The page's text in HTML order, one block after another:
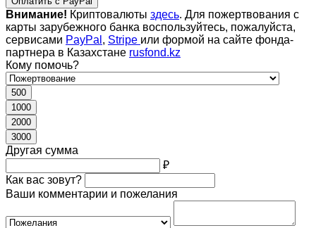
Внимание! Криптовалюты здесь. Для пожертвования с
карты зарубежного банка воспользуйтесь, пожалуйста,
сервисами PayPal , Stripe или формой на сайте фонда-
партнера в Казахстане rusfond.kz
Кому помочь?
500
1000
2000
3000
Другая сумма
₽
Как вас зовут?
Ваши комментарии и пожелания